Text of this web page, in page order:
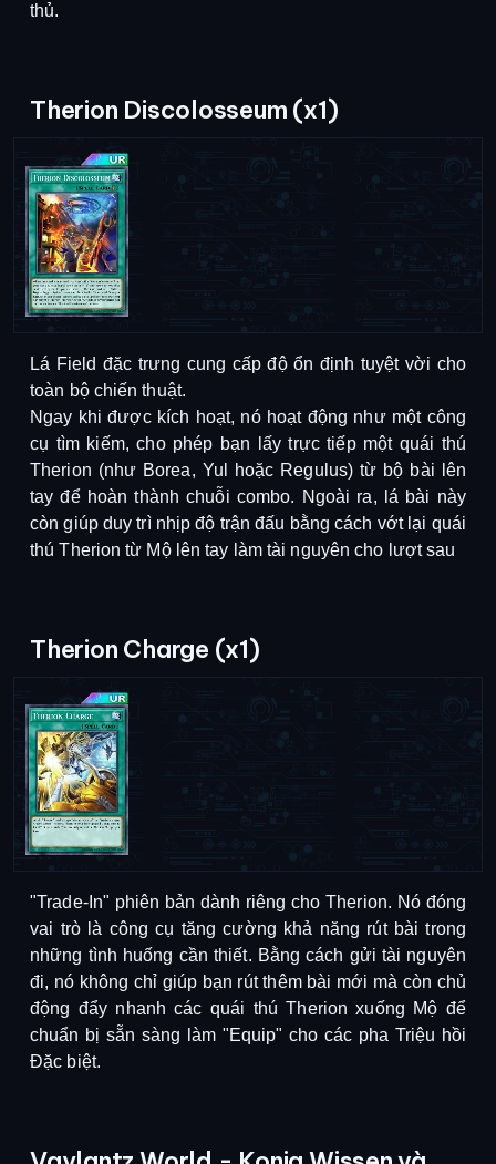
thủ.
Therion Discolosseum (x1)
Lá Field đặc trưng cung cấp độ ổn định tuyệt vời cho
toàn bộ chiến thuật.
Ngay khi được kích hoạt, nó hoạt động như một công
cụ tìm kiếm, cho phép bạn lấy trực tiếp một quái thú
Therion (như Borea, Yul hoặc Regulus) từ bộ bài lên
tay để hoàn thành chuỗi combo. Ngoài ra, lá bài này
còn giúp duy trì nhịp độ trận đấu bằng cách vớt lại quái
thú Therion từ Mộ lên tay làm tài nguyên cho lượt sau
Therion Charge (x1)
"Trade-In" phiên bản dành riêng cho Therion. Nó đóng
vai trò là công cụ tăng cường khả năng rút bài trong
những tình huống cần thiết. Bằng cách gửi tài nguyên
đi, nó không chỉ giúp bạn rút thêm bài mới mà còn chủ
động đẩy nhanh các quái thú Therion xuống Mộ để
chuẩn bị sẵn sàng làm "Equip" cho các pha Triệu hồi
Đặc biệt.